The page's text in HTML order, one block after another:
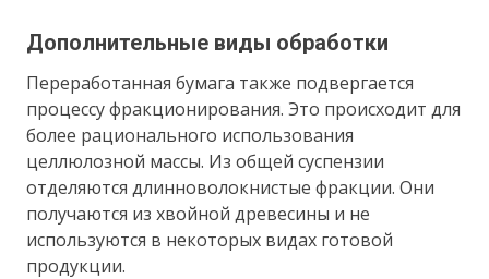
Дополнительные виды обработки
Переработанная бумага также подвергается
процессу фракционирования. Это происходит для
более рационального использования
целлюлозной массы. Из общей суспензии
отделяются длинноволокнистые фракции. Они
получаются из хвойной древесины и не
используются в некоторых видах готовой
продукции.